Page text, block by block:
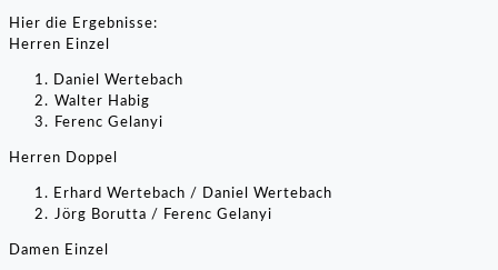
Hier die Ergebnisse:
Herren Einzel
Daniel Wertebach
⁠Walter Habig
⁠Ferenc Gelanyi
Herren Doppel
Erhard Wertebach / Daniel Wertebach
⁠Jörg Borutta / Ferenc Gelanyi
Damen Einzel